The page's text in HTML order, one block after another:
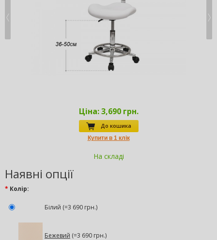
Ціна:3,690 грн.
До кошика
На складі
Наявні опції
* Колір:
Білий (=3 690 грн.)
Бежевий (=3 690 грн.)